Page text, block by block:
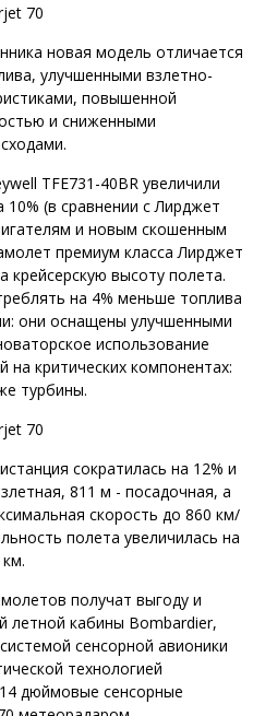
новая модель отличается
улучшенными взлетно-
повышенной
и сниженными
TFE731-40BR увеличили
(в сравнении с Лирджет
и новым скошенным
премиум класса Лирджет
крейсерскую высоту полета.
на 4% меньше топлива
они оснащены улучшенными
использование
на критических компонентах:
турбины.
сократилась на 12% и
811 м - посадочная, а
скорость до 860 км/
полета увеличилась на
получат выгоду и
летной кабины Bombardier,
сенсорной авионики
технологией
дюймовые сенсорные